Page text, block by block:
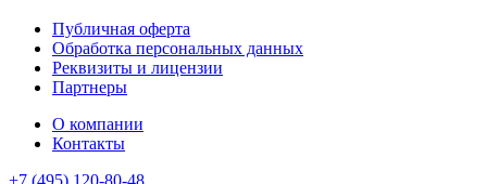
Публичная оферта
Обработка персональных данных
Реквизиты и лицензии
Партнеры
О компании
Контакты